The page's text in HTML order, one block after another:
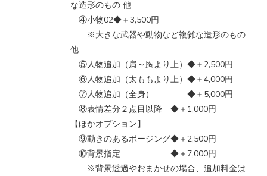
な造形のもの 他
④小物02◆＋3,500円
※大きな武器や動物など複雑な造形のもの
他
⑤人物追加（肩～胸より上）◆＋2,500円
⑥人物追加（太ももより上）◆＋4,000円
⑦人物追加（全身） ◆＋5,000円
⑧表情差分２点目以降 ◆＋1,000円
【ほかオプション】
⑨動きのあるポージング◆＋2,500円
⑩背景指定 ◆＋7,000円
※背景透過やおまかせの場合、追加料金は